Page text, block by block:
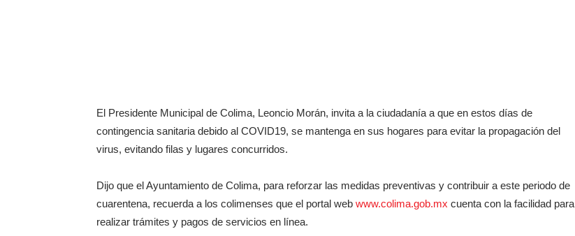
El Presidente Municipal de Colima, Leoncio Morán, invita a la ciudadanía a que en estos días de
contingencia sanitaria debido al COVID19, se mantenga en sus hogares para evitar la propagación del
virus, evitando filas y lugares concurridos.
Dijo que el Ayuntamiento de Colima, para reforzar las medidas preventivas y contribuir a este periodo de
cuarentena, recuerda a los colimenses que el portal web www.colima.gob.mx cuenta con la facilidad para
realizar trámites y pagos de servicios en línea.